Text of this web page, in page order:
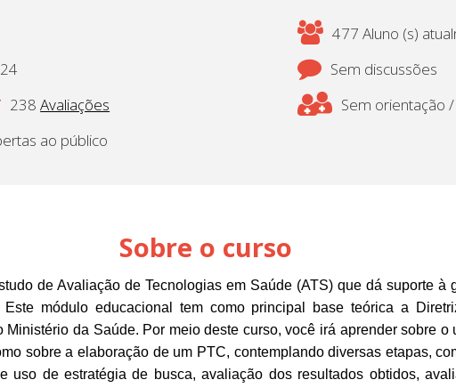
477 Aluno (s)
Sem discussões
238 Avaliações
Sem orientação
ao público
Sobre o curso
de Avaliação de Tecnologias em Saúde (ATS) que dá suporte à
módulo educacional tem como principal base teórica a
da Saúde. Por meio deste curso, você irá aprender sobre
sobre a elaboração de um PTC, contemplando diversas etapas,
uso de estratégia de busca, avaliação dos resultados obtidos,